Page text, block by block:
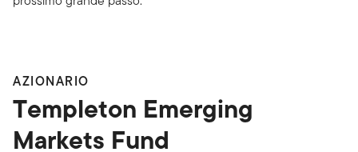
AZIONARIO
Templeton Emerging
Markets Fund